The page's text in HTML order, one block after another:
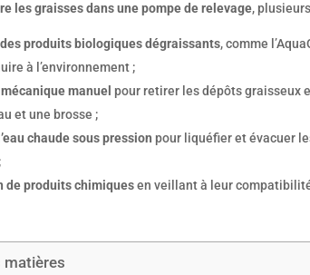
les graisses dans une pompe de relevage,
produits biologiques dégraissants, comme
à l’environnement ;
manuel pour retirer les dépôts graisseux
et une brosse ;
chaude sous pression pour liquéfier et évacuer
de produits chimiquesen veillant à leur
matières